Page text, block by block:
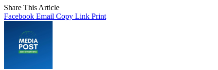
Share This Article
Facebook Email Copy Link Print